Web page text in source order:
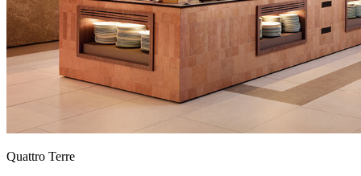
Quattro Terre